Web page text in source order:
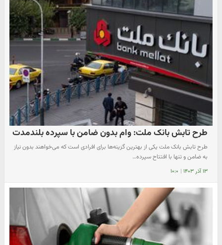
طرح تابش بانک ملت: وام بدون ضامن با سپرده بلندمدت
طرح تابش بانک ملت یکی از بهترین گزینه‌ها برای افرادی است که می‌خواهند بدون نیاز
به ضامن و تنها با افتتاح سپرده…
۱۳ آذر ۱۴۰۳ | ۱۰:۰